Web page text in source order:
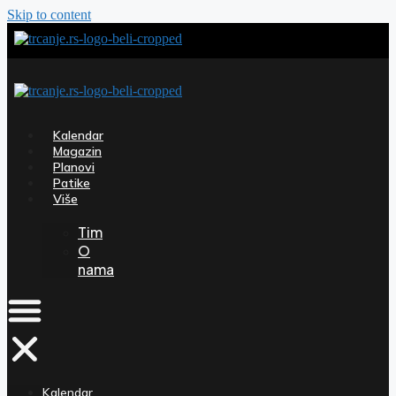
Skip to content
Kalendar
Magazin
Planovi
Patike
Više
Tim
O
nama
Kalendar